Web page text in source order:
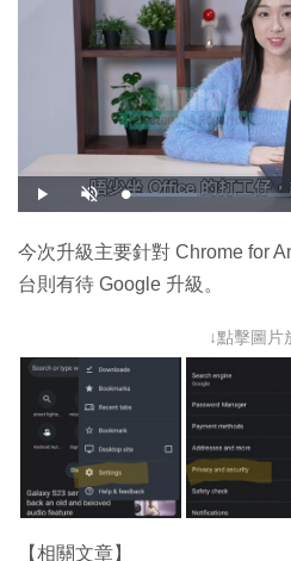
播
放
開
啟
載
入
:
2
5
今次升級主要針對 Chrome for
台則有待 Google 升級。
↓點擊圖片
【相關文章】